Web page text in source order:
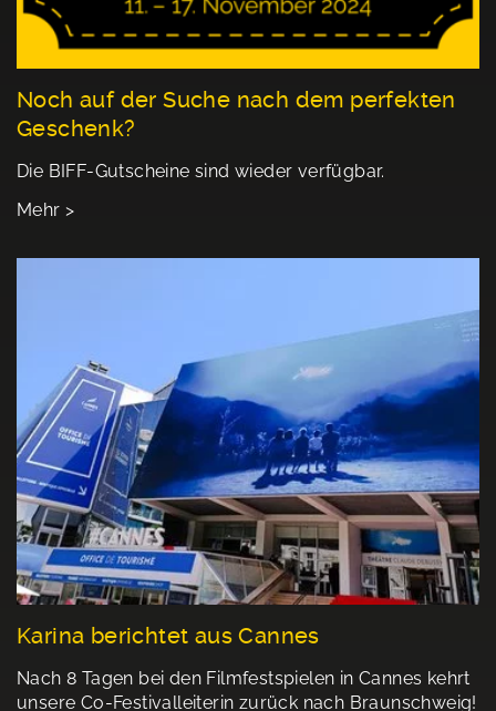
Noch auf der Suche nach dem perfekten
Geschenk?
Die BIFF-Gutscheine sind wieder verfügbar.
Mehr >
Karina berichtet aus Cannes
Nach 8 Tagen bei den Filmfestspielen in Cannes kehrt
unsere Co-Festivalleiterin zurück nach Braunschweig!